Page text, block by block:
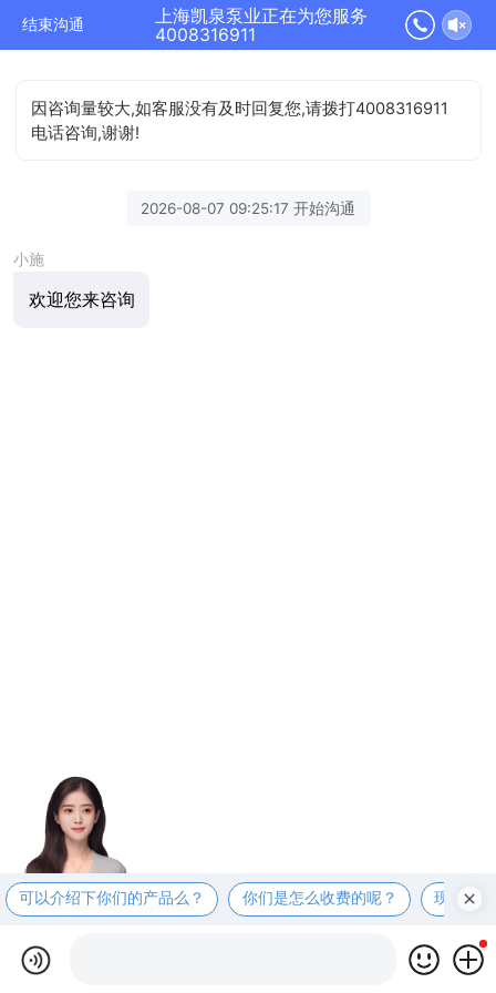
结束沟通
上海凯泉泵业正在为您服务
4008316911
因咨询量较大,如客服没有及时回复您,请拨打4008316911
电话咨询,谢谢!
2026-08-07 09:25:17 开始沟通
小施
欢迎您来咨询
可以介绍下你们的产品么？ 你们是怎么收费的呢？ 现在有